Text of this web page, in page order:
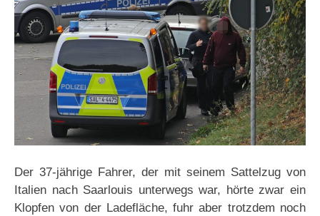
Der 37-jährige Fahrer, der mit seinem Sattelzug von
Italien nach Saarlouis unterwegs war, hörte zwar ein
Klopfen von der Ladefläche, fuhr aber trotzdem noch